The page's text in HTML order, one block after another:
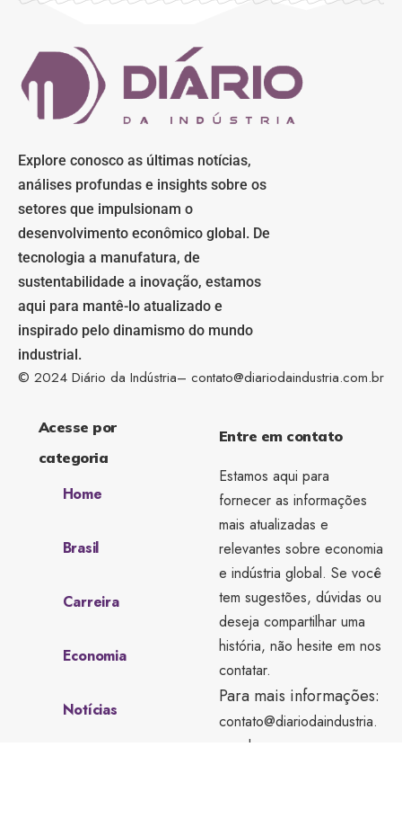
Explore conosco as últimas notícias,
análises profundas e insights sobre os
setores que impulsionam o
desenvolvimento econômico global. De
tecnologia a manufatura, de
sustentabilidade a inovação, estamos
aqui para mantê-lo atualizado e
inspirado pelo dinamismo do mundo
industrial.
© 2024 Diário da Indústria– contato@diariodaindustria.com.br
Acesse por
categoria
Home
Brasil
Carreira
Economia
Notícias
Entre em contato
Estamos aqui para
fornecer as informações
mais atualizadas e
relevantes sobre economia
e indústria global. Se você
tem sugestões, dúvidas ou
deseja compartilhar uma
história, não hesite em nos
contatar.
Para mais informações:
contato@diariodaindustria.
com.br